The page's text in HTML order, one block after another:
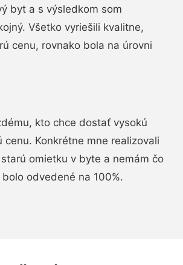
byt a s výsledkom som
Všetko vyriešili kvalitne,
cenu, rovnako bola na úrovni
kto chce dostať vysokú
cenu. Konkrétne mne realizovali
omietku v byte a nemám čo
odvedené na 100%.